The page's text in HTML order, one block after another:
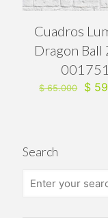
Cuadros
Dragon Ball
001751
$65.000
El
$
Search